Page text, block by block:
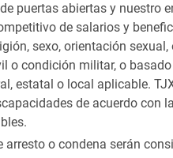
puertas abiertas y nuestro
de salarios y
sexo, orientación
o condición militar, o
estatal o local aplicable.
de acuerdo con
o condena serán